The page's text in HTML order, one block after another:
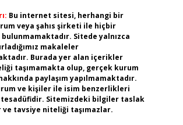
Bu internet sitesi, herhangi bir
veya şahıs şirketi ile hiçbir
bulunmamaktadır. Sitede yalnızca
makaleler
Burada yer alan içerikler
taşımamakta olup, gerçek kurum
paylaşım yapılmamaktadır.
ve kişiler ile isim benzerlikleri
Sitemizdeki bilgiler taslak
tavsiye niteliği taşımazlar.